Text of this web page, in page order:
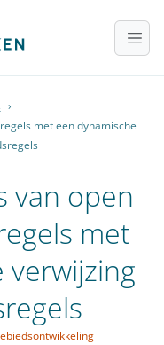
›
met een dynamische
van open
met
verwijzing